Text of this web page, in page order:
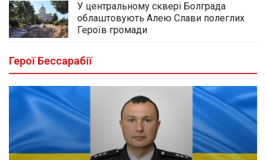
У центральному сквері Болграда
облаштовують Алею Слави полеглих
Героїв громади
Герої Бессарабії